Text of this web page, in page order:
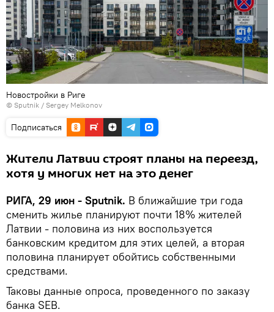
Новостройки в Риге
© Sputnik / Sergey Melkonov
Подписаться
Жители Латвии строят планы на переезд,
хотя у многих нет на это денег
РИГА, 29 июн - Sputnik. В ближайшие три года
сменить жилье планируют почти 18% жителей
Латвии - половина из них воспользуется
банковским кредитом для этих целей, а вторая
половина планирует обойтись собственными
средствами.
Таковы данные опроса, проведенного по заказу
банка SEB.